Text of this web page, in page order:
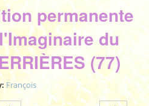
permanente
du
(77)
François